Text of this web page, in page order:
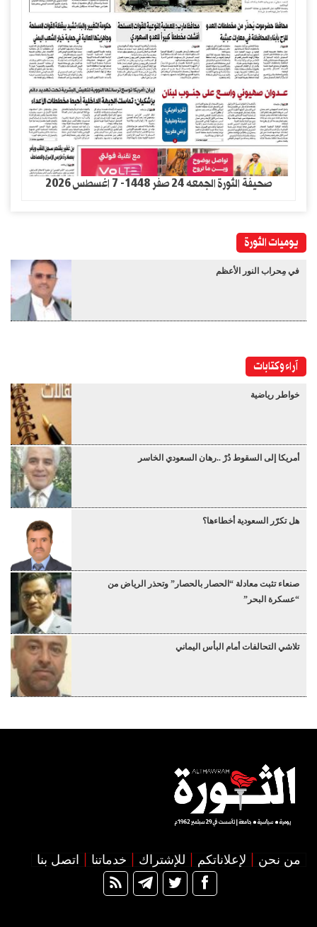
صحيفة الثورة الجمعه 24 صفر 1448- 7 اغسطس 2026
يوميات الثورة
في مِحراب النور الأعظم
آراء وكتابات
خواطر رياضية
أمريكا إلى السقوط دُرْ ..رهان السعودي الخاسر
هل تكرّر السعودية أخطاءها؟
صنعاء تثبت معادلة “الحصار بالحصار” وتحذر الرياض من
“عسكرة البحر”
تلاشي التحالفات أمام البأس اليماني
من نحن لإعلاناتكم للإشتراك خدماتنا اتصل بنا